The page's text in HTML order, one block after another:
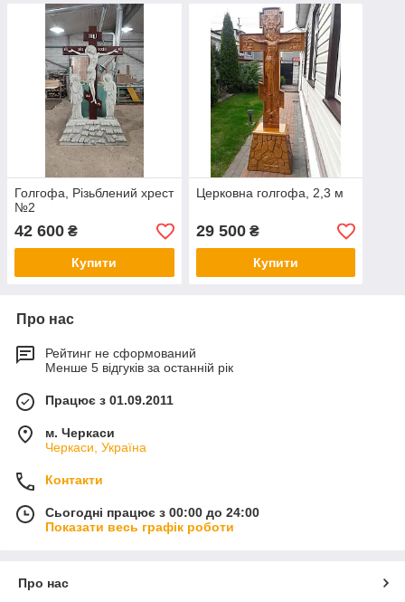
Голгофа, Різьблений хрест
№2
42 600 ₴
Купити
Церковна голгофа, 2,3 м
29 500₴
Купити
Про нас
Рейтинг не сформований
Менше 5 відгуків за останній рік
Працює з 01.09.2011
м. Черкаси
Черкаси, Україна
Контакти
Сьогодні працює з 00:00 до 24:00
Показати весь графік роботи
Про нас